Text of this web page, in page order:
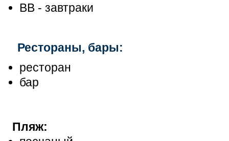
ВВ - завтраки
Рестораны, бары:
ресторан
бар
Пляж: